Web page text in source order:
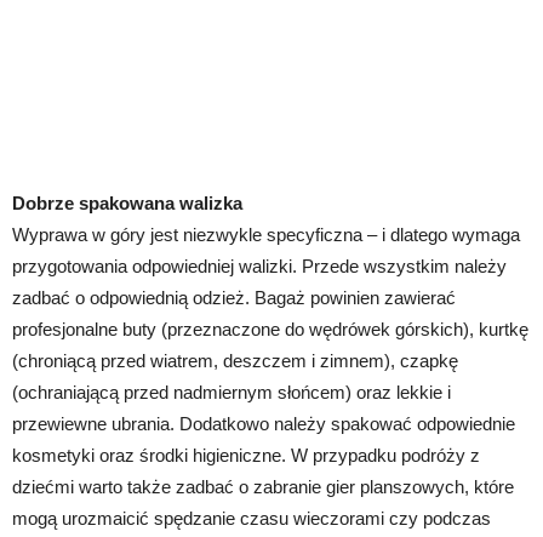
Dobrze spakowana walizka
Wyprawa w góry jest niezwykle specyficzna – i dlatego wymaga
przygotowania odpowiedniej walizki. Przede wszystkim należy
zadbać o odpowiednią odzież. Bagaż powinien zawierać
profesjonalne buty (przeznaczone do wędrówek górskich), kurtkę
(chroniącą przed wiatrem, deszczem i zimnem), czapkę
(ochraniającą przed nadmiernym słońcem) oraz lekkie i
przewiewne ubrania. Dodatkowo należy spakować odpowiednie
kosmetyki oraz środki higieniczne. W przypadku podróży z
dziećmi warto także zadbać o zabranie gier planszowych, które
mogą urozmaicić spędzanie czasu wieczorami czy podczas